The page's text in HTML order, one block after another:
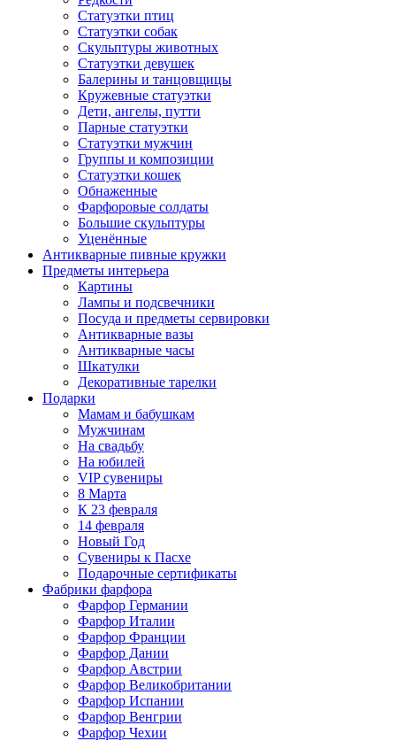
Cтатуэтки птиц
Cтатуэтки собак
Скульптуры животных
Статуэтки девушек
Балерины и танцовщицы
Кружевные статуэтки
Дети, ангелы, путти
Парные статуэтки
Статуэтки мужчин
Группы и композиции
Статуэтки кошек
Обнаженные
Фарфоровые солдаты
Большие скульптуры
Уценённые
Антикварные пивные кружки
Предметы интерьера
Картины
Лампы и подсвечники
Посуда и предметы сервировки
Антикварные вазы
Антикварные часы
Шкатулки
Декоративные тарелки
Подарки
Мамам и бабушкам
Мужчинам
На свадьбу
На юбилей
VIP сувениры
8 Марта
К 23 февраля
14 февраля
Новый Год
Сувениры к Пасхе
Подарочные сертификаты
Фабрики фарфора
Фарфор Германии
Фарфор Италии
Фарфор Франции
Фарфор Дании
Фарфор Австрии
Фарфор Великобритании
Фарфор Испании
Фарфор Венгрии
Фарфор Чехии